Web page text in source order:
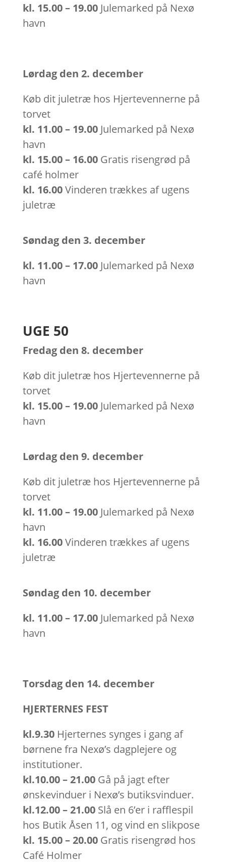
kl. 15.00 – 19.00 Julemarked på Nexø
havn
Lørdag den 2. december
Køb dit juletræ hos Hjertevennerne på
torvet
kl. 11.00 – 19.00 Julemarked på Nexø
havn
kl. 15.00 – 16.00 Gratis risengrød på
café holmer
kl. 16.00Vinderen trækkes af ugens
juletræ
Søndag den 3. december
kl. 11.00 – 17.00 Julemarked på Nexø
havn
UGE 50
Fredag den 8. december
Køb dit juletræ hos Hjertevennerne på
torvet
kl. 15.00 – 19.00 Julemarked på Nexø
havn
Lørdag den 9. december
Køb dit juletræ hos Hjertevennerne på
torvet
kl. 11.00 – 19.00 Julemarked på Nexø
havn
kl. 16.00Vinderen trækkes af ugens
juletræ
Søndag den 10. december
kl. 11.00 – 17.00 Julemarked på Nexø
havn
Torsdag den 14. december
HJERTERNES FEST
kl.9.30Hjerternes synges i gang af
børnene fra Nexø’s dagplejere og
institutioner.
kl.10.00 – 21.00Gå på jagt efter
ønskevinduer i Nexø’s butiksvinduer.
kl.12.00 – 21.00Slå en 6’er i rafflespil
hos Butik Åsen 11, og vind en slikpose
kl. 15.00 – 20.00Gratis risengrød hos
Café Holmer